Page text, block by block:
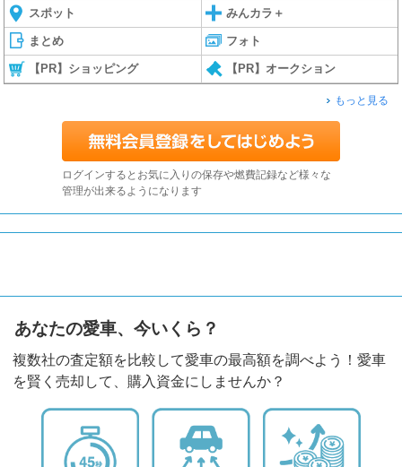
スポット みんカラ＋
まとめ フォト
【PR】ショッピング 【PR】オークション
もっと見る
ログインするとお気に入りの保存や燃費記録など様々な
管理が出来るようになります
あなたの愛車、今いくら？
複数社の査定額を比較して愛車の最高額を調べよう！愛車
を賢く売却して、購入資金にしませんか？